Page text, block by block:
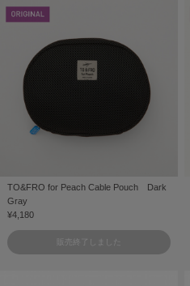
TO&FRO for Peach Cable Pouch Dark
Gray
¥4,180
販売終了しました